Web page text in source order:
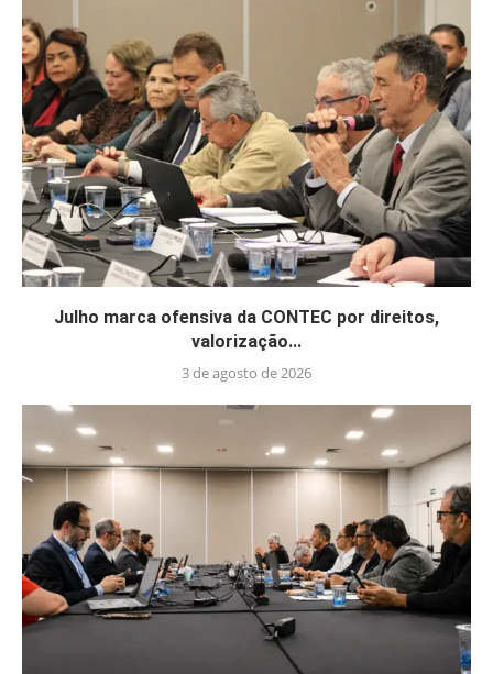
Julho marca ofensiva da CONTEC por direitos,
valorização...
3 de agosto de 2026